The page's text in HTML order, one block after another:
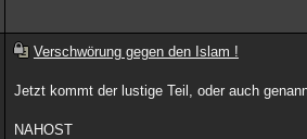
Verschwörung gegen den Islam !
Jetzt kommt der lustige Teil, oder auch
NAHOST